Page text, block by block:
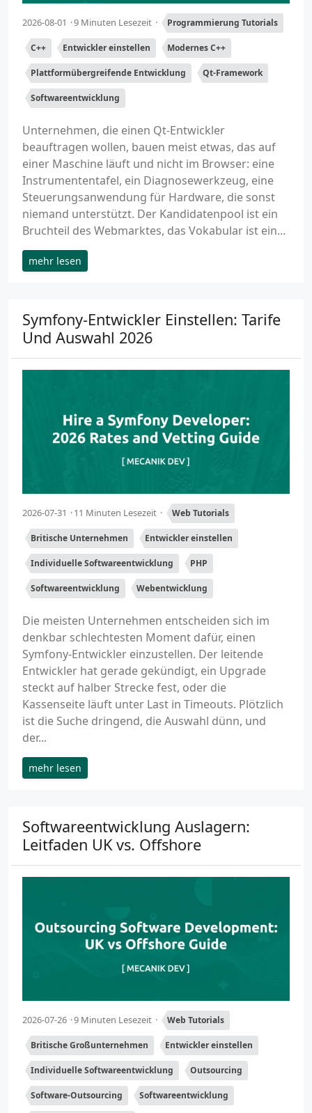
2026-08-01 9 Minuten Lesezeit Programmierung Tutorials
C++ Entwickler einstellen Modernes C++
Plattformübergreifende Entwicklung Qt-Framework
Softwareentwicklung
Unternehmen, die einen Qt-Entwickler
beauftragen wollen, bauen meist etwas, das auf
einer Maschine läuft und nicht im Browser: eine
Instrumententafel, ein Diagnosewerkzeug, eine
Steuerungsanwendung für Hardware, die sonst
niemand unterstützt. Der Kandidatenpool ist ein
Bruchteil des Webmarktes, das Vokabular ist ein...
mehr lesen
Symfony-Entwickler Einstellen: Tarife
Und Auswahl 2026
2026-07-31 11 Minuten Lesezeit Web Tutorials
Britische Unternehmen Entwickler einstellen
Individuelle Softwareentwicklung PHP
Softwareentwicklung Webentwicklung
Die meisten Unternehmen entscheiden sich im
denkbar schlechtesten Moment dafür, einen
Symfony-Entwickler einzustellen. Der leitende
Entwickler hat gerade gekündigt, ein Upgrade
steckt auf halber Strecke fest, oder die
Kassenseite läuft unter Last in Timeouts. Plötzlich
ist die Suche dringend, die Auswahl dünn, und
der...
mehr lesen
Softwareentwicklung Auslagern:
Leitfaden UK vs. Offshore
2026-07-26 9 Minuten Lesezeit Web Tutorials
Britische Großunternehmen Entwickler einstellen
Individuelle Softwareentwicklung Outsourcing
Software-Outsourcing Softwareentwicklung